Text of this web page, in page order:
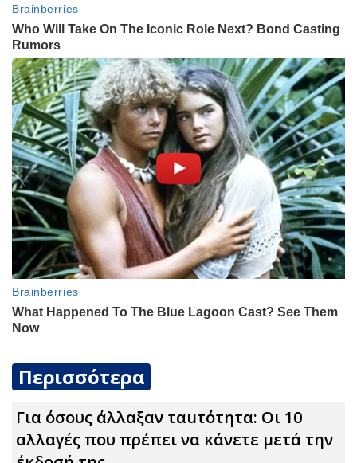
Περισσότερα
Για όσους άλλαξαν ταuτότητα: Οι 10
αλλαγές που πρέπει να κάνετε μετά την